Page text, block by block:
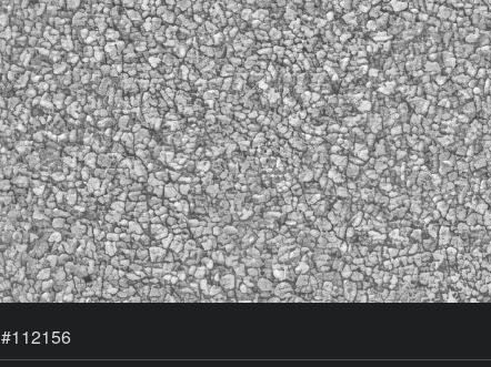
#112156